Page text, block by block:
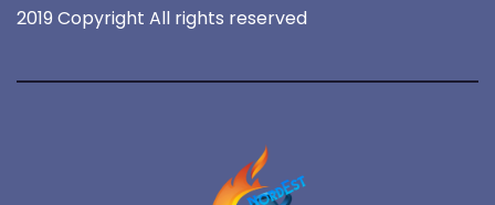
2019 Copyright All rights reserved